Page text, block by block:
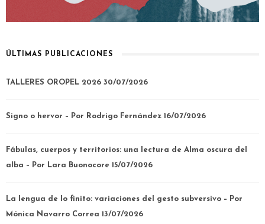
ÚLTIMAS PUBLICACIONES
TALLERES OROPEL 2026 30/07/2026
Signo o hervor – Por Rodrigo Fernández 16/07/2026
Fábulas, cuerpos y territorios: una lectura de Alma oscura del
alba – Por Lara Buonocore 15/07/2026
La lengua de lo finito: variaciones del gesto subversivo – Por
Mónica Navarro Correa 13/07/2026